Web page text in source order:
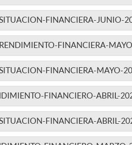
FINANCIERA-JUNIO-
FINANCIERA-
FINANCIERA-MAYO-
FINANCIERO-ABRIL-
FINANCIERA-ABRIL-